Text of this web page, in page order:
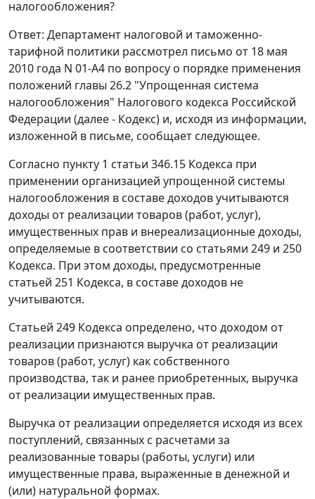
налогообложения?
Ответ: Департамент налоговой и таможенно-
тарифной политики рассмотрел письмо от 18 мая
2010 года N 01-А4 по вопросу о порядке применения
положений главы 26.2 "Упрощенная система
налогообложения" Налогового кодекса Российской
Федерации (далее - Кодекс) и, исходя из информации,
изложенной в письме, сообщает следующее.
Согласно пункту 1 статьи 346.15 Кодекса при
применении организацией упрощенной системы
налогообложения в составе доходов учитываются
доходы от реализации товаров (работ, услуг),
имущественных прав и внереализационные доходы,
определяемые в соответствии со статьями 249 и 250
Кодекса. При этом доходы, предусмотренные
статьей 251 Кодекса, в составе доходов не
учитываются.
Статьей 249 Кодекса определено, что доходом от
реализации признаются выручка от реализации
товаров (работ, услуг) как собственного
производства, так и ранее приобретенных, выручка
от реализации имущественных прав.
Выручка от реализации определяется исходя из всех
поступлений, связанных с расчетами за
реализованные товары (работы, услуги) или
имущественные права, выраженные в денежной и
(или) натуральной формах.